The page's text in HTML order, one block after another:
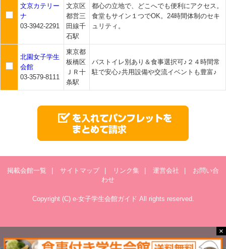
文京カテリー
ナ
03-3942-2291
文京区
都営三
田線千
石駅
都心の立地で、どこへでも便利にアクセス。
食堂もサイン１つでOK。24時間体制のセキ
ュリティ。
北園女子学生
会館
03-3579-8111
東京都
板橋区
ＪＲ十
条駅
バストイレ別あり＆食事選択可♪２４時間常
駐で安心♪共用設備や交流イベントも豊富♪
掲載会館一覧 サイトマップ リンク集 運営会社
お問い合
わせ
Copyright (C) e-女子学生会館ガイド All rights reserved.
×